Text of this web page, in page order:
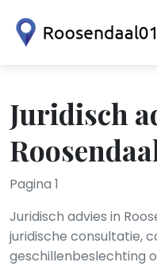
Juridisch
Pagina 1
Juridisch advies in
juridische consultatie,
geschillenbeslechting